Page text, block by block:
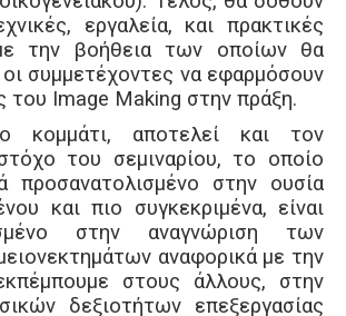
εργαλεία, και πρακτικές
την βοήθεια των οποίων θα
οι συμμετέχοντες να εφαρμόσουν
του Image Making στην πράξη.
κομμάτι, αποτελεί και τον
του σεμιναρίου, το οποίο
προσανατολισμένο στην ουσία
και πιο συγκεκριμένα, είναι
στην αναγνώριση των
αναφορικά με την
στους άλλους, στην
δεξιοτήτων επεξεργασίας